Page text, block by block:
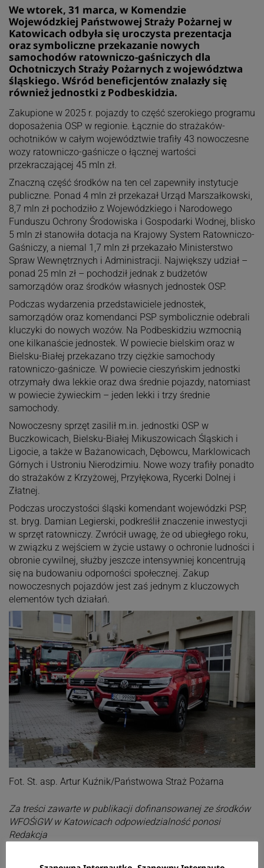
We wtorek, 31 marca, w Komendzie
Wojewódzkiej Państwowej Straży Pożarnej w
Katowicach odbyła się uroczysta prezentacja
oraz symboliczne przekazanie nowych
samochodów ratowniczo-gaśniczych dla
Ochotniczych Straży Pożarnych z województwa
śląskiego. Wśród beneficjentów znalazły się
również jednostki z Podbeskidzia.
Zakupione w 2025 r. pojazdy to część szerokiego programu
doposażenia OSP w regionie. Łącznie do strażaków-
ochotników w całym województwie trafiły 43 nowoczesne
wozy ratowniczo-gaśnicze o łącznej wartości
przekraczającej 45 mln zł.
Znaczną część środków na ten cel zapewniły instytucje
publiczne. Ponad 4 mln zł przekazał Urząd Marszałkowski,
8,7 mln zł pochodziło z Wojewódzkiego i Narodowego
Funduszu Ochrony Środowiska i Gospodarki Wodnej, blisko
5 mln zł stanowiła dotacja na Krajowy System Ratowniczo-
Gaśniczy, a niemal 1,7 mln zł przekazało Ministerstwo
Spraw Wewnętrznych i Administracji. Największy udział –
ponad 25 mln zł – pochodził jednak z budżetów
samorządów oraz środków własnych jednostek OSP.
Podczas wydarzenia przedstawiciele jednostek,
samorządów oraz komendanci PSP symbolicznie odebrali
kluczyki do nowych wozów. Na Podbeskidziu wzmocnią
one kilkanaście jednostek. W powiecie bielskim oraz w
Bielsku-Białej przekazano trzy ciężkie samochody
ratowniczo-gaśnicze. W powiecie cieszyńskim jednostki
otrzymały dwa lekkie oraz dwa średnie pojazdy, natomiast
w powiecie żywieckim – jeden lekki i trzy średnie
samochody.
Nowoczesny sprzęt zasilił m.in. jednostki OSP w
Buczkowicach, Bielsku-Białej Mikuszowicach Śląskich i
Ligocie, a także w Bażanowicach, Dębowcu, Marklowicach
Górnych i Ustroniu Nierodzimiu. Nowe wozy trafiły ponadto
do strażaków z Krzyżowej, Przyłękowa, Rycerki Dolnej i
Złatnej.
Podczas uroczystości śląski komendant wojewódzki PSP,
st. bryg. Damian Legierski, podkreślił znaczenie inwestycji
w sprzęt ratowniczy. Zwrócił uwagę, że od ubiegłego roku,
w związku z wejściem w życie ustawy o ochronie ludności i
obronie cywilnej, służby jeszcze intensywniej koncentrują
się na budowaniu odporności społecznej. Zakup
nowoczesnych pojazdów jest zaś jednym z kluczowych
elementów tych działań.
Fot. St. asp. Artur Kuźnik/Państwowa Straż Pożarna
Za treści zawarte w publikacji dofinansowanej ze środków
WFOŚiGW w Katowicach odpowiedzialność ponosi
Redakcja